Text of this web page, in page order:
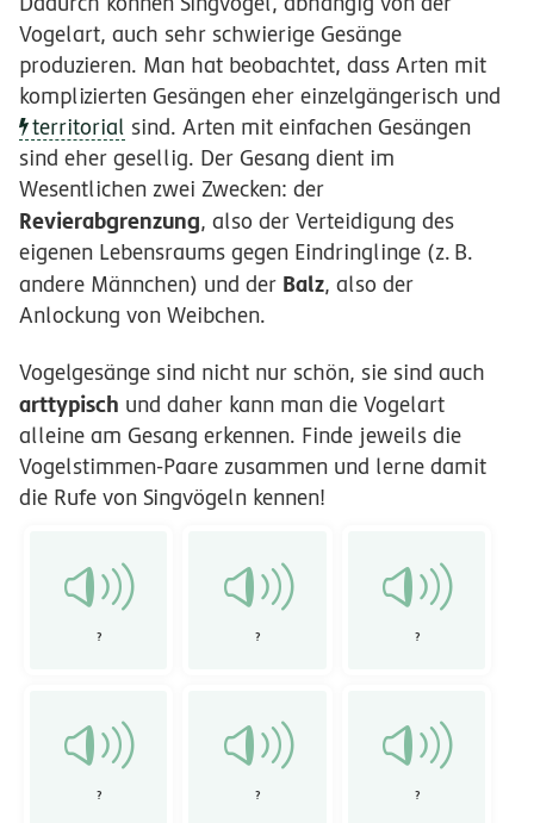
Vogelart, auch sehr schwierige Gesänge
produzieren. Man hat beobachtet, dass Arten mit
komplizierten Gesängen eher einzelgängerisch und
territorial sind. Arten mit einfachen Gesängen
sind eher gesellig. Der Gesang dient im
Wesentlichen zwei Zwecken: der
Revierabgrenzung, also der Verteidigung des
eigenen Lebensraums gegen Eindringlinge (z. B.
andere Männchen) und der Balz, also der
Anlockung von Weibchen.
Vogelgesänge sind nicht nur schön, sie sind auch
arttypisch und daher kann man die Vogelart
alleine am Gesang erkennen. Finde jeweils die
Vogelstimmen-Paare zusammen und lerne damit
die Rufe von Singvögeln kennen!
? ? ?
? ? ?